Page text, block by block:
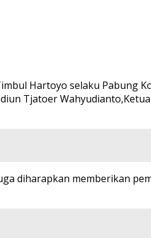
Hartoyo selaku Pabung
Tjatoer
diharapkan memberikan